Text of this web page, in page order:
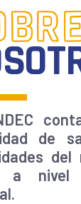
de
del
a nivel